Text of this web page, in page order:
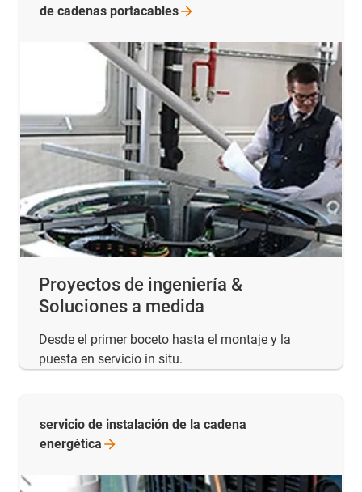
Proyectos de ingeniería &
Soluciones a medida
Desde el primer boceto hasta el montaje y la
puesta en servicio in situ.
de cadenas portacables
servicio de instalación de la cadena
energética